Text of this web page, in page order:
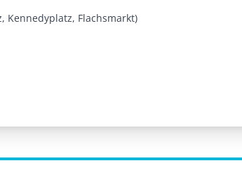
Kennedyplatz, Flachsmarkt)